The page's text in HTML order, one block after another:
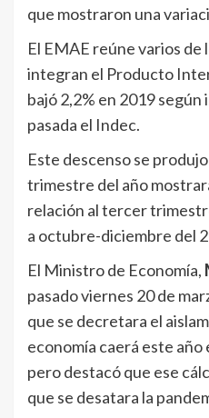
que mostraron una
El EMAE reúne varios
integran el Producto
bajó 2,2% en 2019 según
pasada el Indec.
Este descenso se
trimestre del año
relación al tercer
a octubre-diciembre del
El Ministro de Economía,
pasado viernes 20 de
que se decretara el
economía caerá este año
pero destacó que ese
que se desatara la